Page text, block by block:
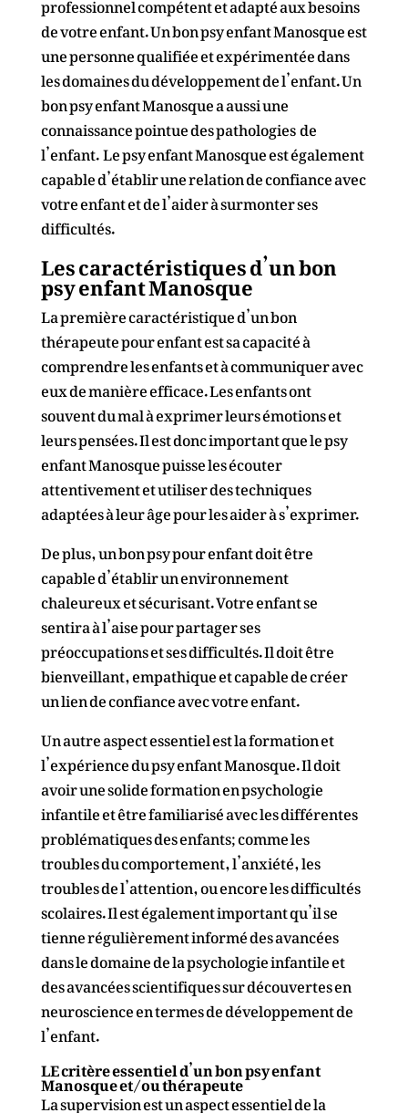
de votre enfant. Un bon psy enfant Manosque est
une personne qualifiée et expérimentée dans
les domaines du développement de l’enfant. Un
bon psy enfant Manosque a aussi une
connaissance pointue des pathologies de
l’enfant. Le psy enfant Manosque est également
capable d’établir une relation de confiance avec
votre enfant et de l’aider à surmonter ses
difficultés.
Les caractéristiques d’un bon
psy enfant Manosque
La première caractéristique d’un bon
thérapeute pour enfant est sa capacité à
comprendre les enfants et à communiquer avec
eux de manière efficace. Les enfants ont
souvent du mal à exprimer leurs émotions et
leurs pensées. Il est donc important que le psy
enfant Manosque puisse les écouter
attentivement et utiliser des techniques
adaptées à leur âge pour les aider à s’exprimer.
De plus, un bon psy pour enfant doit être
capable d’établir un environnement
chaleureux et sécurisant. Votre enfant se
sentira à l’aise pour partager ses
préoccupations et ses difficultés. Il doit être
bienveillant, empathique et capable de créer
un lien de confiance avec votre enfant.
Un autre aspect essentiel est la formation et
l’expérience du psy enfant Manosque. Il doit
avoir une solide formation en psychologie
infantile et être familiarisé avec les différentes
problématiques des enfants; comme les
troubles du comportement, l’anxiété, les
troubles de l’attention, ou encore les difficultés
scolaires. Il est également important qu’il se
tienne régulièrement informé des avancées
dans le domaine de la psychologie infantile et
des avancées scientifiques sur découvertes en
neuroscience en termes de développement de
l’enfant.
LE critère essentiel d’un bon psy enfant
Manosque et/ou thérapeute
La supervision est un aspect essentiel de la